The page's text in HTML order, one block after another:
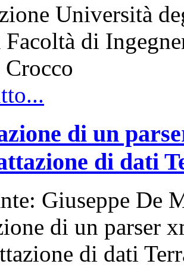
Università
Facoltà di
di un
di dati
Giuseppe De
di un parser
di dati